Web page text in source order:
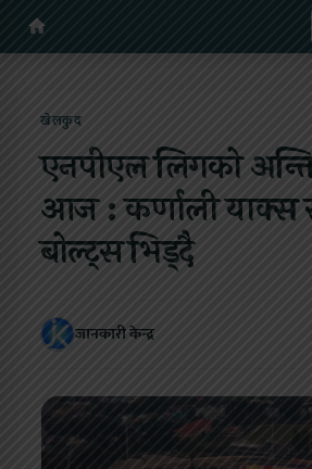
खेलकुद
एनपीएल लिगको
आज : कर्णाली याक्स
बोल्ट्स भिड्दै
जानकारी केन्द्र